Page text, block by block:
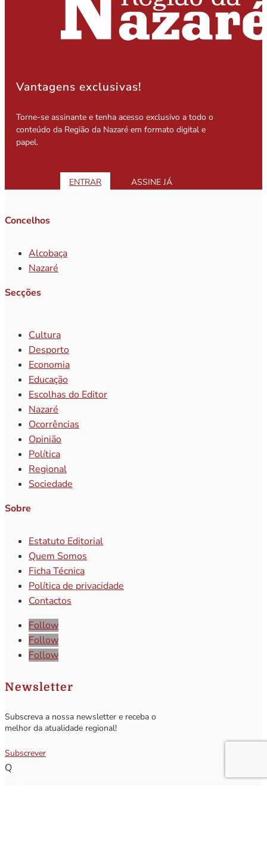
Vantagens exclusivas!
Torne-se assinante e tenha acesso exclusivo a todo o
conteúdo da Região da Nazaré em formato digital e
papel.
ENTRAR ASSINE JÁ
Concelhos
Alcobaça
Nazaré
Secções
Cultura
Desporto
Economia
Educação
Escolhas do Editor
Nazaré
Ocorrências
Opinião
Política
Regional
Sociedade
Sobre
Estatuto Editorial
Quem Somos
Ficha Técnica
Política de privacidade
Contactos
Follow
Follow
Follow
Newsletter
Subscreva a nossa newsletter e receba o
melhor da atualidade regional!
Subscrever
Q